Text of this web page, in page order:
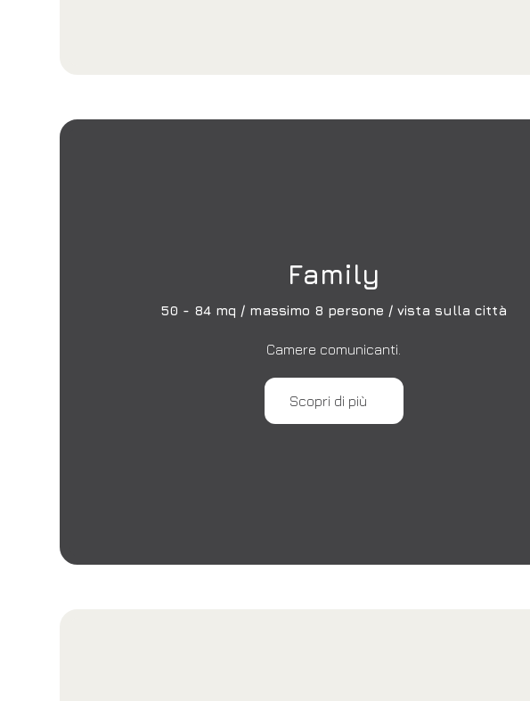
Family
50 - 84 mq / massimo 8 persone / vista sulla città
Camere comunicanti.
Scopri di più